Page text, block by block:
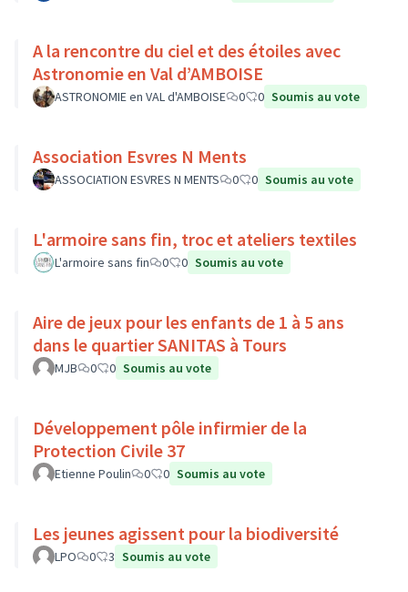
A la rencontre du ciel et des étoiles avec
Astronomie en Val d’AMBOISE
ASTRONOMIE en VAL d'AMBOISE 0 0 Soumis au vote
Association Esvres N Ments
ASSOCIATION ESVRES N MENTS 0 0 Soumis au vote
L'armoire sans fin, troc et ateliers textiles
L'armoire sans fin 0 0 Soumis au vote
Aire de jeux pour les enfants de 1 à 5 ans
dans le quartier SANITAS à Tours
MJB 0 0 Soumis au vote
Développement pôle infirmier de la
Protection Civile 37
Etienne Poulin 0 0 Soumis au vote
Les jeunes agissent pour la biodiversité
LPO 0 3 Soumis au vote